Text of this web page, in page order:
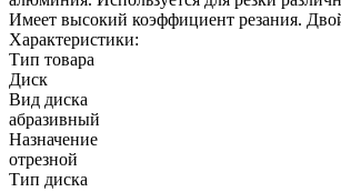
Имеет высокий коэффициент резания.
Характеристики:
Тип товара
Диск
Вид диска
абразивный
Назначение
отрезной
Тип диска